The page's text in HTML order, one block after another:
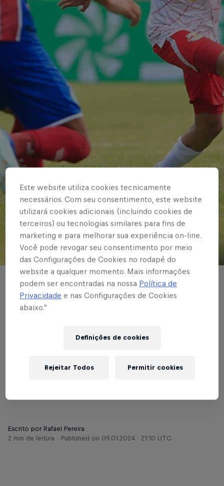
© Red Bull Bragantino
BASE MASCULINA
Red Bull Bragantino
primeiro lugar do
Escrito por Rafael Pereira
2 min de leitura
Published on 09.01.2024 · 21:10 UTC
Este website utiliza cookies tecnicamente
necessários. Com seu consentimento, este website
utilizará cookies adicionais (incluindo cookies de
terceiros) ou tecnologias similares para fins de
marketing e para melhorar sua experiência on-line.
Você pode revogar seu consentimento por meio
das Configurações de Cookies no rodapé do
website a qualquer momento. Mais informações
podem ser encontradas na nossa Política de
Privacidade e nas Configurações de Cookies
abaixo.”
Definições de cookies
Rejeitar Todos Permitir cookies